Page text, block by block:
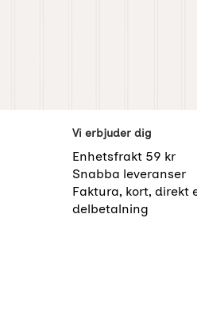
Vi erbjuder dig
Enhetsfrakt 59 kr
Snabba leveranser
Faktura, kort, direkt
delbetalning